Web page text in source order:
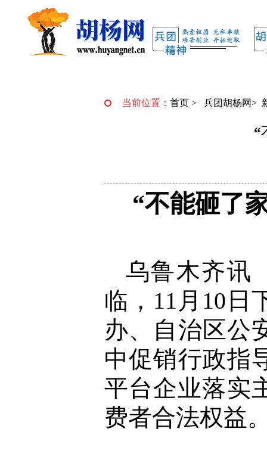
当前位置： 首页 > 兵团胡杨网>
“
“不能砸了
乌鲁木齐讯
临，11月10日
办、自治区公
中促销行政指
平台企业落实
费者合法权益